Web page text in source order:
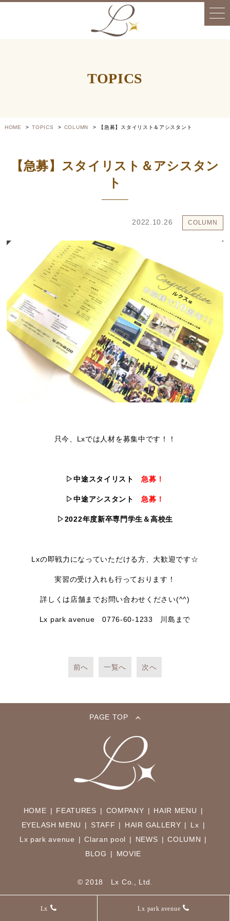
TOPICS
HOME TOPICS COLUMN 【急募】スタイリスト＆アシスタント
【急募】スタイリスト＆アシスタン
ト
2022.10.26 COLUMN
只今、Lxでは人材を募集中です！！
▷中途スタイリスト急募！
▷中途アシスタント急募！
▷2022年度新卒専門学生＆高校生
Lxの即戦力になっていただける方、大歓迎です☆
実習の受け入れも行っております！
詳しくは店舗までお問い合わせください(^^)
Lx park avenue 0776-60-1233 川島まで
前へ 一覧へ 次へ
Lx Lx park avenue
PAGE TOP
HOME FEATURES COMPANY
HAIR MENU
EYELASH MENU
STAFF HAIR GALLERY
Lx
Lx park avenue
Claran pool NEWS
COLUMN
BLOG
MOVIE
© 2018 Lx Co., Ltd.